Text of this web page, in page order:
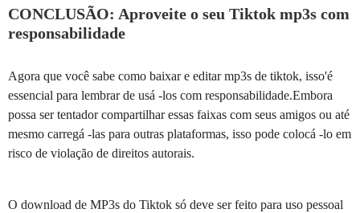
CONCLUSÃO: Aproveite o seu Tiktok mp3s com
responsabilidade
Agora que você sabe como baixar e editar mp3s de tiktok, isso'é
essencial para lembrar de usá -los com responsabilidade.Embora
possa ser tentador compartilhar essas faixas com seus amigos ou até
mesmo carregá -las para outras plataformas, isso pode colocá -lo em
risco de violação de direitos autorais.
O download de MP3s do Tiktok só deve ser feito para uso pessoal